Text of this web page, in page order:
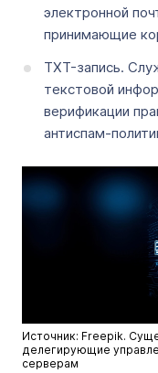
электронной
принимающие
TXT-запись.
текстовой
верификации
антиспам-
Источник: Freepik.
делегирующие
серверам